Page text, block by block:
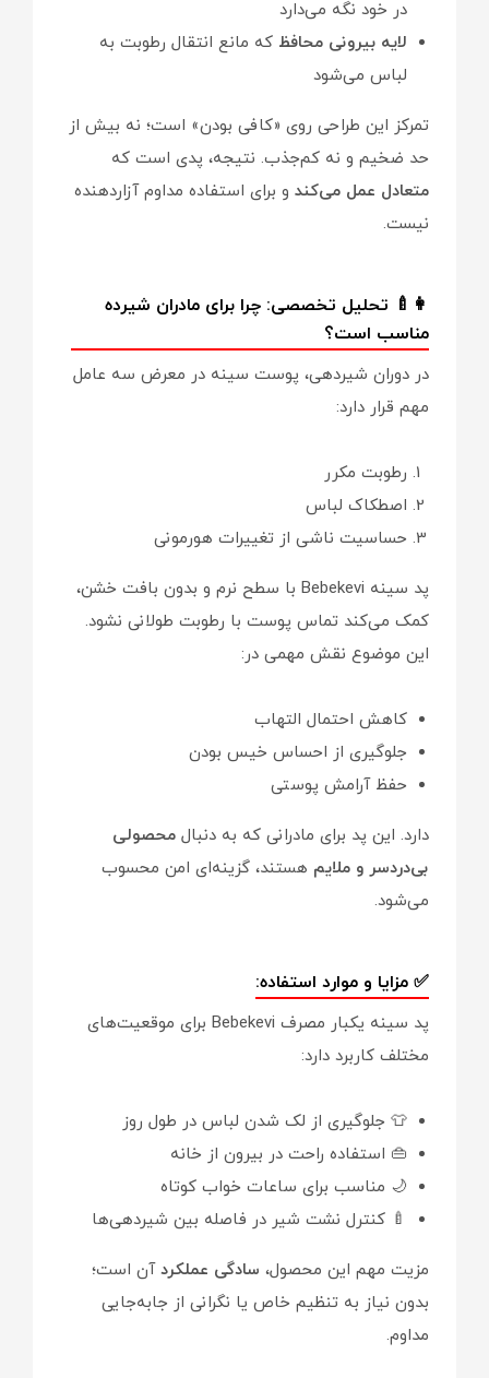
در خود نگه می‌دارد
لایه بیرونی محافظ که مانع انتقال رطوبت به
لباس می‌شود
تمرکز این طراحی روی «کافی بودن» است؛ نه بیش از
حد ضخیم و نه کم‌جذب. نتیجه، پدی است که
متعادل عمل می‌کند و برای استفاده مداوم آزاردهنده
نیست.
👩‍🍼 تحلیل تخصصی: چرا برای مادران شیرده
مناسب است؟
در دوران شیردهی، پوست سینه در معرض سه عامل
مهم قرار دارد:
رطوبت مکرر
اصطکاک لباس
حساسیت ناشی از تغییرات هورمونی
پد سینه Bebekevi با سطح نرم و بدون بافت خشن،
کمک می‌کند تماس پوست با رطوبت طولانی نشود.
این موضوع نقش مهمی در:
کاهش احتمال التهاب
جلوگیری از احساس خیس بودن
حفظ آرامش پوستی
دارد. این پد برای مادرانی که به دنبال محصولی
بی‌دردسر و ملایم هستند، گزینه‌ای امن محسوب
می‌شود.
✅ مزایا و موارد استفاده:
پد سینه یکبار مصرف Bebekevi برای موقعیت‌های
مختلف کاربرد دارد:
👕 جلوگیری از لک شدن لباس در طول روز
👜 استفاده راحت در بیرون از خانه
🌙 مناسب برای ساعات خواب کوتاه
🍼 کنترل نشت شیر در فاصله بین شیردهی‌ها
مزیت مهم این محصول، سادگی عملکردآن است؛
بدون نیاز به تنظیم خاص یا نگرانی از جابه‌جایی
مداوم.